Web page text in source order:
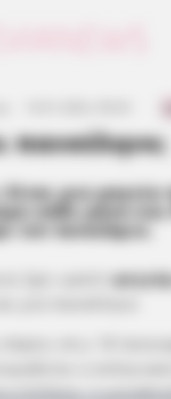
πανσέληνο;
Είναι μια μαγεία
κάθε μήνα και
η Σελήνη, ο